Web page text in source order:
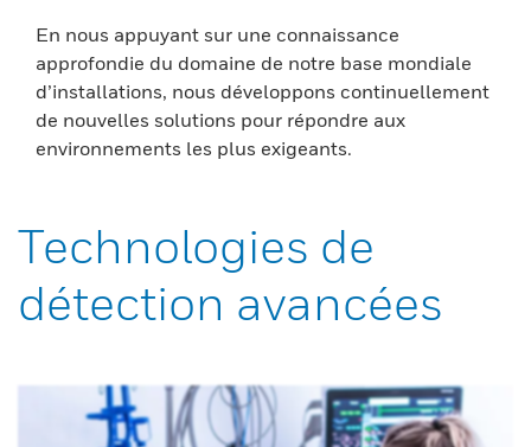
En nous appuyant sur une connaissance
approfondie du domaine de notre base mondiale
d’installations, nous développons continuellement
de nouvelles solutions pour répondre aux
environnements les plus exigeants.
Technologies de
détection avancées